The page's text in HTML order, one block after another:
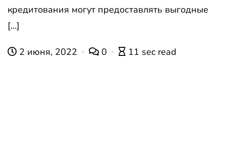
кредитования могут предоставлять выгодные
[…]
2 июня, 2022 0 11 sec read